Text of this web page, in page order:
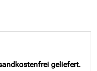
geliefert.